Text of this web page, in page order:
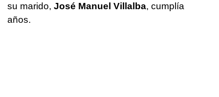
su marido, José Manuel Villalba, cumplía
años.